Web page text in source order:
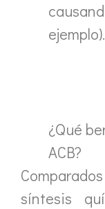
ejemplo).
¿Qué
ACB?
síntesis